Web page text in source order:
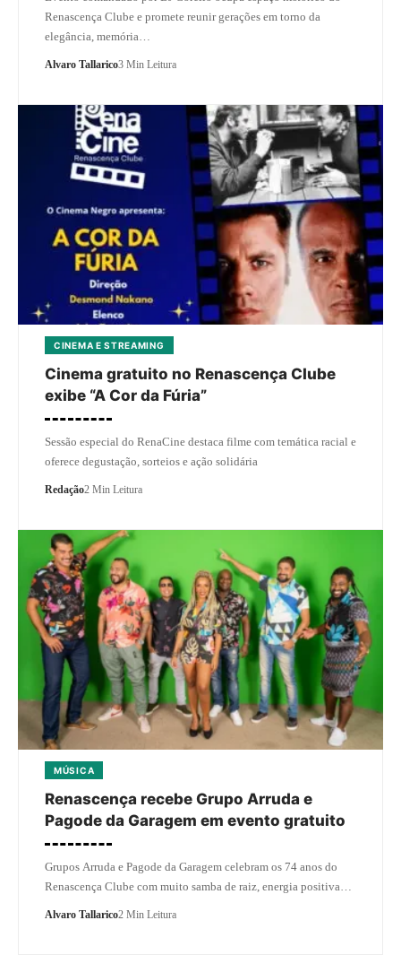
Renascença Clube e promete reunir gerações em torno da
elegância, memória…
Alvaro Tallarico3 Min Leitura
CINEMA E STREAMING
Cinema gratuito no Renascença Clube
exibe “A Cor da Fúria”
Sessão especial do RenaCine destaca filme com temática racial e
oferece degustação, sorteios e ação solidária
Redação2 Min Leitura
MÚSICA
Renascença recebe Grupo Arruda e
Pagode da Garagem em evento gratuito
Grupos Arruda e Pagode da Garagem celebram os 74 anos do
Renascença Clube com muito samba de raiz, energia positiva…
Alvaro Tallarico2 Min Leitura